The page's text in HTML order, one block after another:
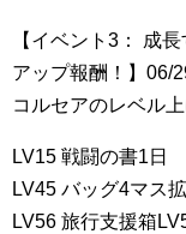
【イベント3： 成
アップ報酬！】06/
コルセアのレベル
LV15 戦闘の書1日
LV45 バッグ4マス
LV56 旅行支援箱